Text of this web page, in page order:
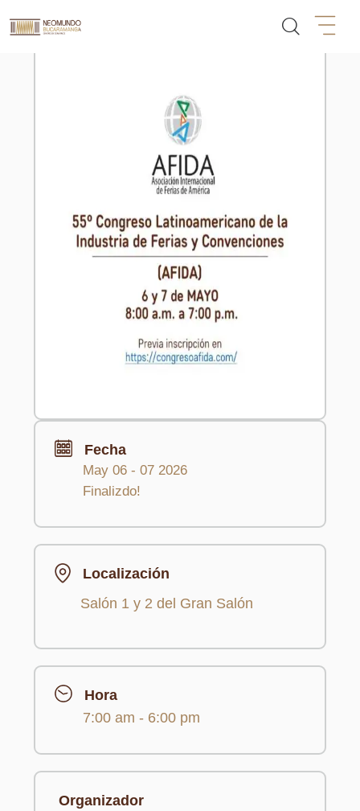
Fecha
May 06 - 07 2026
Finalizdo!
Localización
Salón 1 y 2 del Gran Salón
Hora
7:00 am - 6:00 pm
Organizador